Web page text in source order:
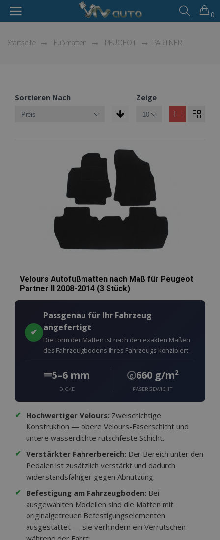
0
Startseite Fußmatten PEUGEOT PARTNER
Sortieren Nach Zeige
Velours Autofußmatten nach Maß für Peugeot
Partner II 2008-2014 (3 Stück)
✔
Passgenau für Ihr Fahrzeug
angefertigt
Die Form der Matten ist nach den exakten Maßen
des Fahrzeugbodens Ihres Fahrzeugs konzipiert.
5–6 mm
DICKE
g 660 g/m²
FASERGEWICHT
✔ Hochwertiger Velours: Zweischichtige
Konstruktion — obere Velours-Faserschicht und
untere wasserdichte rutschfeste Schicht.
✔ Verstärkter Fahrerbereich: Der Bereich unter den
Pedalen ist zusätzlich verstärkt und dadurch
widerstandsfähiger gegen Abnutzung.
✔ Befestigung am Fahrzeugboden: Bei
ausgewählten Modellen sind die Matten mit
originalgetreuen Befestigungselementen
ausgestattet — sie verhindern ein Verrutschen
während der Fahrt.